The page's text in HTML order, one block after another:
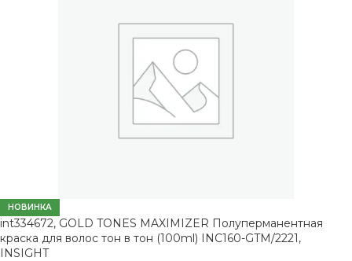
НОВИНКА
int334672, GOLD TONES MAXIMIZER Полуперманентная
краска для волос тон в тон (100ml) INC160-GTM/2221,
INSIGHT